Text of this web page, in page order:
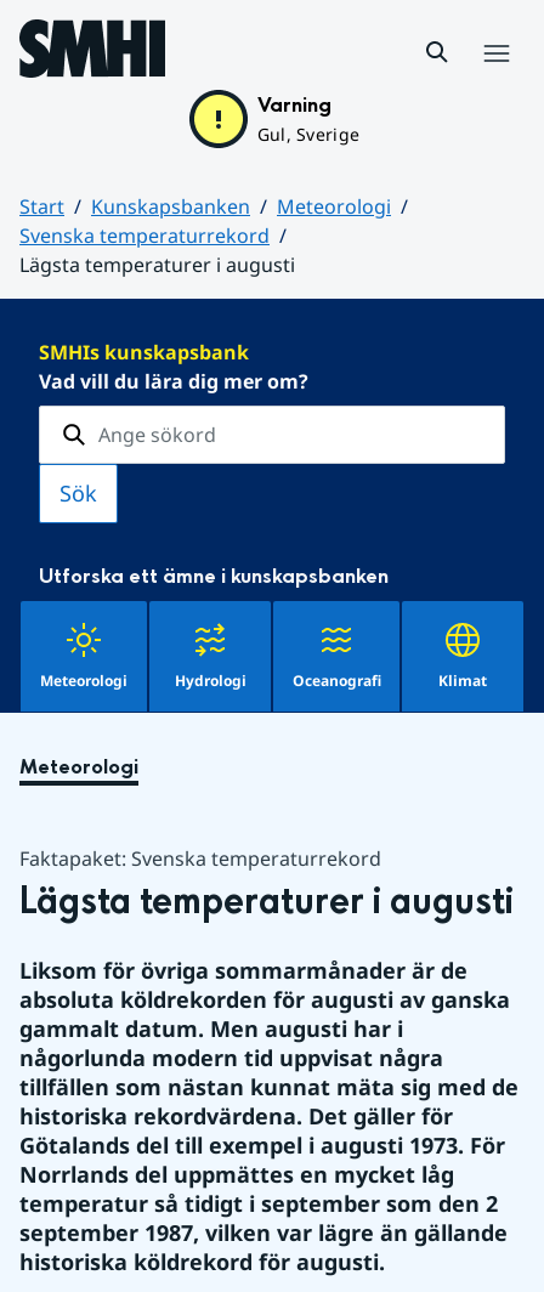
Hoppa till sidans innehåll
Varning
Gul, Sverige
Start Kunskapsbanken
Meteorologi
Svenska temperaturrekord
Lägsta temperaturer i augusti
SMHIs kunskapsbank
Vad vill du lära dig mer om?
Utforska ett ämne i kunskapsbanken
Meteorologi Hydrologi Oceanografi Klimat
Meteorologi
Faktapaket: Svenska temperaturrekord
Lägsta temperaturer i augusti
Liksom för övriga sommarmånader är de
absoluta köldrekorden för augusti av ganska
gammalt datum. Men augusti har i
någorlunda modern tid uppvisat några
tillfällen som nästan kunnat mäta sig med de
historiska rekordvärdena. Det gäller för
Götalands del till exempel i augusti 1973. För
Norrlands del uppmättes en mycket låg
temperatur så tidigt i september som den 2
september 1987, vilken var lägre än gällande
historiska köldrekord för augusti.